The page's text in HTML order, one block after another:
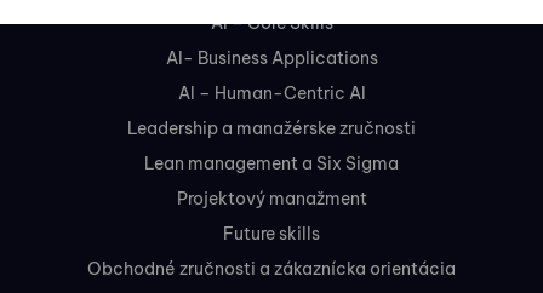
AI – Core Skills
AI- Business Applications
AI – Human-Centric AI
Leadership a manažérske zručnosti
Lean management a Six Sigma
Projektový manažment
Future skills
Obchodné zručnosti a zákaznícka orientácia